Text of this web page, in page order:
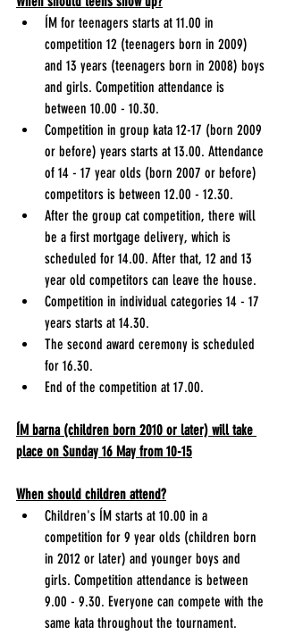
ÍM for teenagers starts at 11.00 in
competition 12 (teenagers born in 2009)
and 13 years (teenagers born in 2008) boys
and girls. Competition attendance is
between 10.00 - 10.30.
Competition in group kata 12-17 (born 2009
or before) years starts at 13.00. Attendance
of 14 - 17 year olds (born 2007 or before)
competitors is between 12.00 - 12.30.
After the group cat competition, there will
be a first mortgage delivery, which is
scheduled for 14.00. After that, 12 and 13
year old competitors can leave the house.
Competition in individual categories 14 - 17
years starts at 14.30.
The second award ceremony is scheduled
for 16.30.
End of the competition at 17.00.
ÍM barna (children born 2010 or later) will take
place on Sunday 16 May from 10-15
When should children attend?
Children's ÍM starts at 10.00 in a
competition for 9 year olds (children born
in 2012 or later) and younger boys and
girls. Competition attendance is between
9.00 - 9.30. Everyone can compete with the
same kata throughout the tournament.